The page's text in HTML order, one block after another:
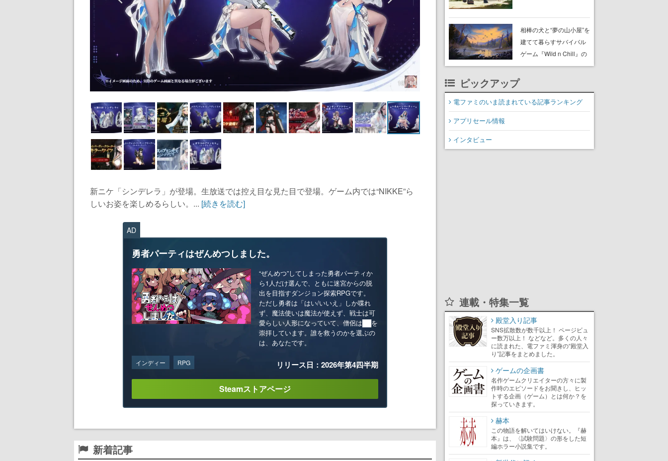
10 / 14
新ニケ「シンデレラ」が登場。生放送では控え目な見た目で登場。ゲーム内では“NIKKE”ら
しいお姿を楽しめるらしい。... [続きを読む]
AD
勇者パーティはぜんめつしました。
“ぜんめつ”してしまった勇者パーティか
ら1人だけ選んで、ともに迷宮からの脱
出を目指すダンジョン探索RPGです。
ただし勇者は「はい/いいえ」しか喋れ
ず、魔法使いは魔法が使えず、戦士は可
愛らしい人形になっていて、僧侶は██を
崇拝しています。誰を救うのかを選ぶの
は、あなたです。
インディー RPG リリース日：2026年第4四半期
Steamストアページ
新着記事
相棒の犬と“夢の山小屋”を
建てて暮らすサバイバル
ゲーム『Wild n Chill』の
体験版がSteamで配信
ピックアップ
電ファミのいま読まれている記事ランキング
アプリセール情報
インタビュー
連載・特集一覧
殿堂入り記事
SNS拡散数が数千以上！ ページビュ
ー数万以上！ などなど。多くの人々
に読まれた、電ファミ渾身の“殿堂入
り”記事をまとめました。
ゲームの企画書
名作ゲームクリエイターの方々に製
作時のエピソードをお聞きし、ヒッ
トする企画（ゲーム）とは何か？を
探っていきます。
赫本
この物語を解いてはいけない。『赫
本』は、〈試験問題〉の形をした短
編ホラー小説集です。